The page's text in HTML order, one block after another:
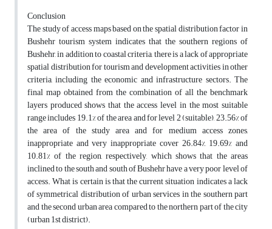
Conclusion
The study of access maps based on the spatial distribution factor in
Bushehr tourism system indicates that the southern regions of
Bushehr, in addition to coastal criteria, there is a lack of appropriate
spatial distribution for tourism and development activities in other
criteria, including the economic and infrastructure sectors. The
final map obtained from the combination of all the benchmark
layers produced shows that the access level in the most suitable
range includes 19.1% of the area and for level 2 (suitable), 23.56% of
the area of the study area and for medium access zones,
inappropriate and very inappropriate cover 26.84%, 19.69% and
10.81% of the region, respectively, which shows that the areas
inclined to the south and south of Bushehr have a very poor level of
access. What is certain is that the current situation indicates a lack
of symmetrical distribution of urban services in the southern part
and the second urban area compared to the northern part of the city
(urban 1st district).